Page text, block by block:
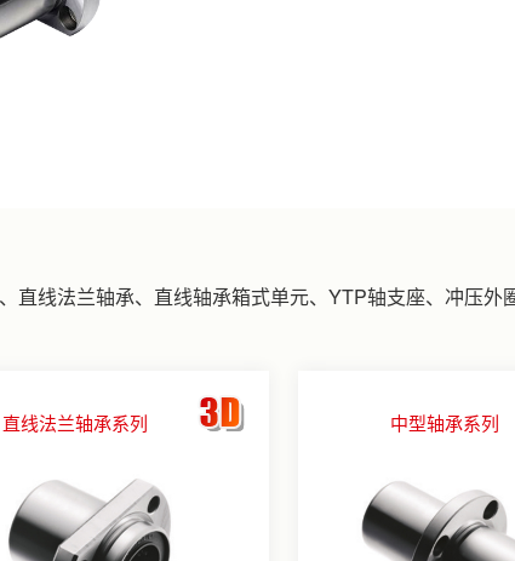
直线法兰轴承、 直线轴承箱式单元、 YTP轴支座、 冲压外
直线法兰轴承系列 中型轴承系列